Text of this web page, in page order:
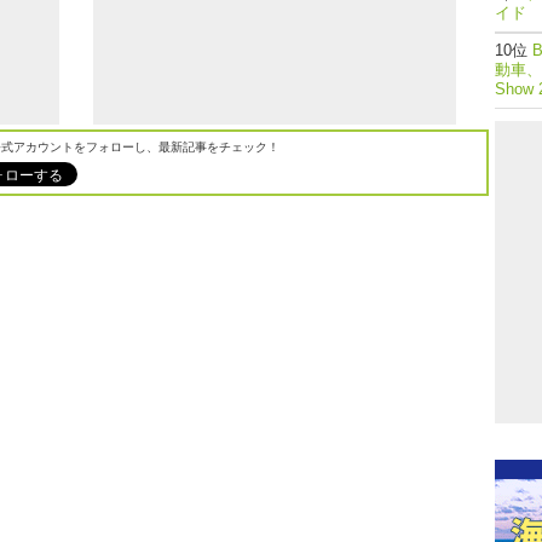
アカウントをフォローし、最新記事をチェック！
イド
動車